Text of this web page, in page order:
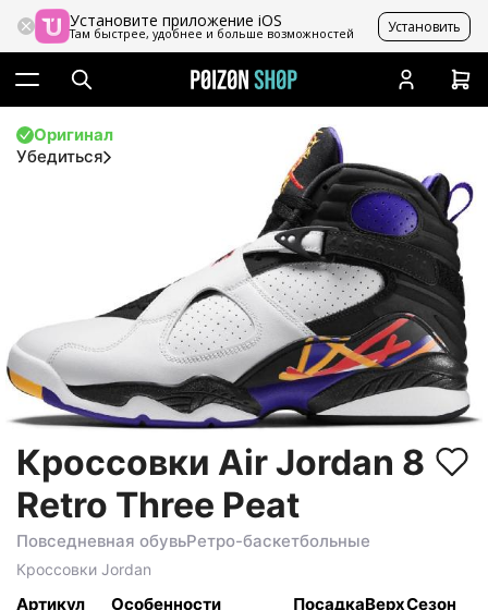
Установите приложение iOS
Там быстрее, удобнее и больше возможностей Установить
Оригинал
Убедиться
Кроссовки Air Jordan 8
Retro Three Peat
Повседневная обувьРетро-баскетбольные
Кроссовки Jordan
Артикул Особенности ПосадкаВерхСезон